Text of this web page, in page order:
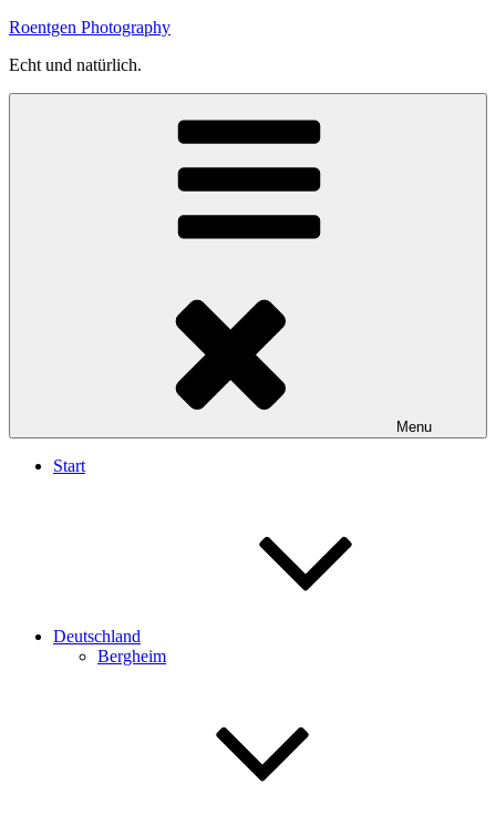
Skip
content
Roentgen Photography
Echt und natürlich.
Menu
Start
Deutschland
Bergheim